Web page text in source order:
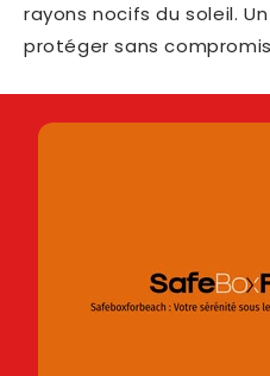
rayons nocifs du soleil.
protéger sans